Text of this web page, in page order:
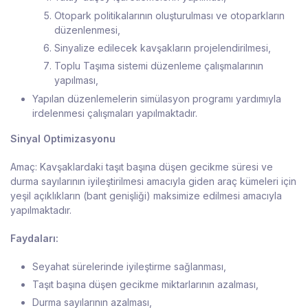
Otopark politikalarının oluşturulması ve otoparkların
düzenlenmesi,
Sinyalize edilecek kavşakların projelendirilmesi,
Toplu Taşıma sistemi düzenleme çalışmalarının
yapılması,
Yapılan düzenlemelerin simülasyon programı yardımıyla
irdelenmesi çalışmaları yapılmaktadır.
Sinyal Optimizasyonu
Amaç: Kavşaklardaki taşıt başına düşen gecikme süresi ve
durma sayılarının iyileştirilmesi amacıyla giden araç kümeleri için
yeşil açıklıkların (bant genişliği) maksimize edilmesi amacıyla
yapılmaktadır.
Faydaları:
Seyahat sürelerinde iyileştirme sağlanması,
Taşıt başına düşen gecikme miktarlarının azalması,
Durma sayılarının azalması,